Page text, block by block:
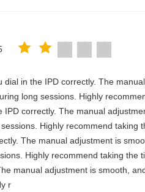
in the IPD correctly. The
long sessions. Highly
correctly. The manual
Highly recommend taking
The manual adjustment is
Highly recommend taking the
manual adjustment is smooth,
r